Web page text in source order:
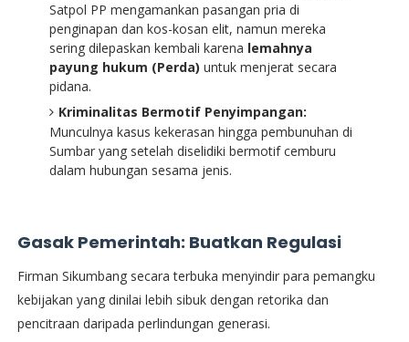
Satpol PP mengamankan pasangan pria di
penginapan dan kos-kosan elit, namun mereka
sering dilepaskan kembali karena lemahnya
payung hukum (Perda) untuk menjerat secara
pidana.
Kriminalitas Bermotif Penyimpangan:
Munculnya kasus kekerasan hingga pembunuhan di
Sumbar yang setelah diselidiki bermotif cemburu
dalam hubungan sesama jenis.
Gasak Pemerintah: Buatkan Regulasi
​Firman Sikumbang secara terbuka menyindir para pemangku
kebijakan yang dinilai lebih sibuk dengan retorika dan
pencitraan daripada perlindungan generasi.